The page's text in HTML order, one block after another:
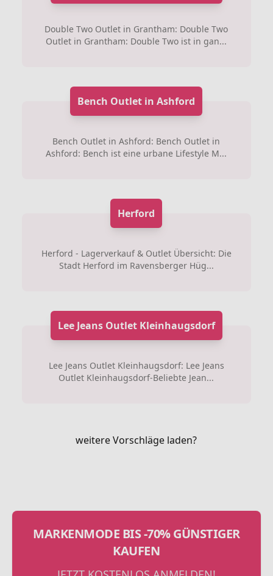
Double Two Outlet in Grantham: Double Two
Outlet in Grantham: Double Two ist in gan...
Bench Outlet in Ashford
Bench Outlet in Ashford: Bench Outlet in
Ashford: Bench ist eine urbane Lifestyle M...
Herford
Herford - Lagerverkauf & Outlet Übersicht: Die
Stadt Herford im Ravensberger Hüg...
Lee Jeans Outlet Kleinhaugsdorf
Lee Jeans Outlet Kleinhaugsdorf: Lee Jeans
Outlet Kleinhaugsdorf-Beliebte Jean...
weitere Vorschläge laden?
MARKENMODE BIS -70% GÜNSTIGER
KAUFEN